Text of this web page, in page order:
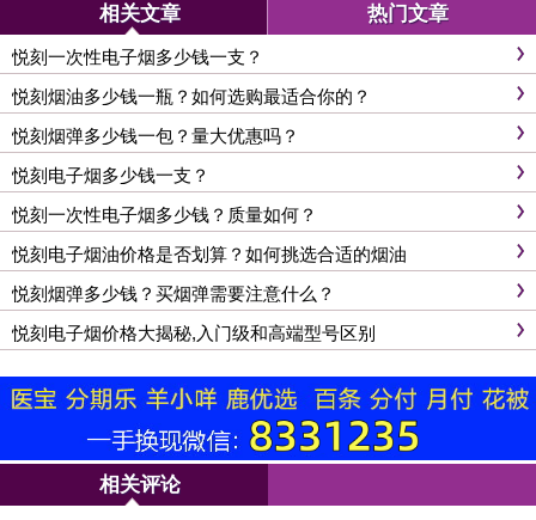
相关文章 热门文章
悦刻一次性电子烟多少钱一支？
悦刻烟油多少钱一瓶？如何选购最适合你的？
悦刻烟弹多少钱一包？量大优惠吗？
悦刻电子烟多少钱一支？
悦刻一次性电子烟多少钱？质量如何？
悦刻电子烟油价格是否划算？如何挑选合适的烟油
悦刻烟弹多少钱？买烟弹需要注意什么？
悦刻电子烟价格大揭秘,入门级和高端型号区别
相关评论